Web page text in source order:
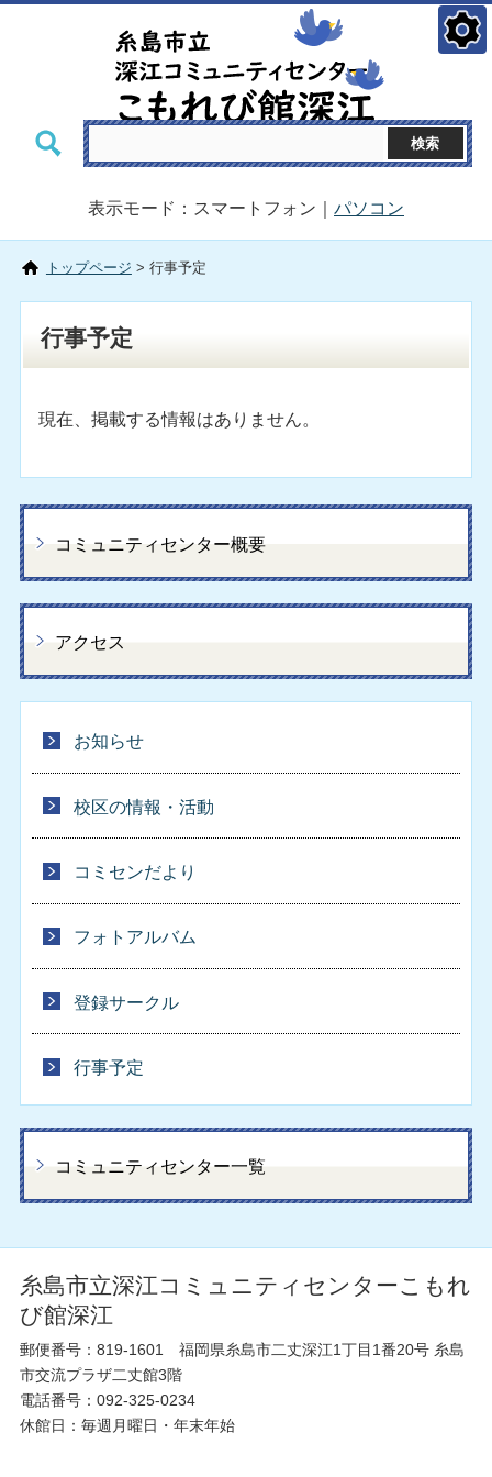
表示モード：スマートフォン｜ パソコン
トップページ > 行事予定
行事予定
現在、掲載する情報はありません。
コミュニティセンター概要
アクセス
お知らせ
校区の情報・活動
コミセンだより
フォトアルバム
登録サークル
行事予定
コミュニティセンター一覧
糸島市立深江コミュニティセンターこもれ
び館深江
郵便番号：819-1601 福岡県糸島市二丈深江1丁目1番20号 糸島
市交流プラザ二丈館3階
電話番号： 092-325-0234
休館日：毎週月曜日・年末年始